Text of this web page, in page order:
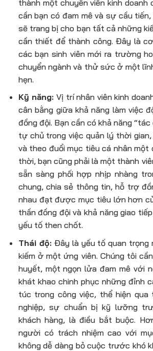
thành một chuyên viên kinh doanh
cần bạn có đam mê và sự cầu
sẽ trang bị cho bạn tất cả những
cần thiết để thành công. Đây là
các bạn sinh viên mới ra trường
chuyển ngành và thử sức ở một
hẹn.
Kỹ năng: Vị trínhân viên kinh
cân bằng giữa khả năng làm việc
đồng đội. Bạn cần có khả năng
tự chủ trong việc quản lý thời
và theo đuổi mục tiêu cá nhân
thời, bạn cũng phải là một thành
sẵn sàng phối hợp nhịp nhàng
chung, chia sẻ thông tin, hỗ trợ
nhau đạt được mục tiêu lớn hơn
thần đồng đội và khả năng giao
yếu tố then chốt.
Thái độ:Đây là yếu tố quan trọng
kiếm ở một ứng viên. Chúng tôi
huyết, một ngọn lửa đam mê với
khát khao chinh phục những đỉnh
túc trong công việc, thể hiện qua
nghiệp, sự chuẩn bị kỹ lưỡng
khách hàng, là điều bắt buộc.
người có trách nhiệm cao với
không dễ dàng bỏ cuộc trước khó